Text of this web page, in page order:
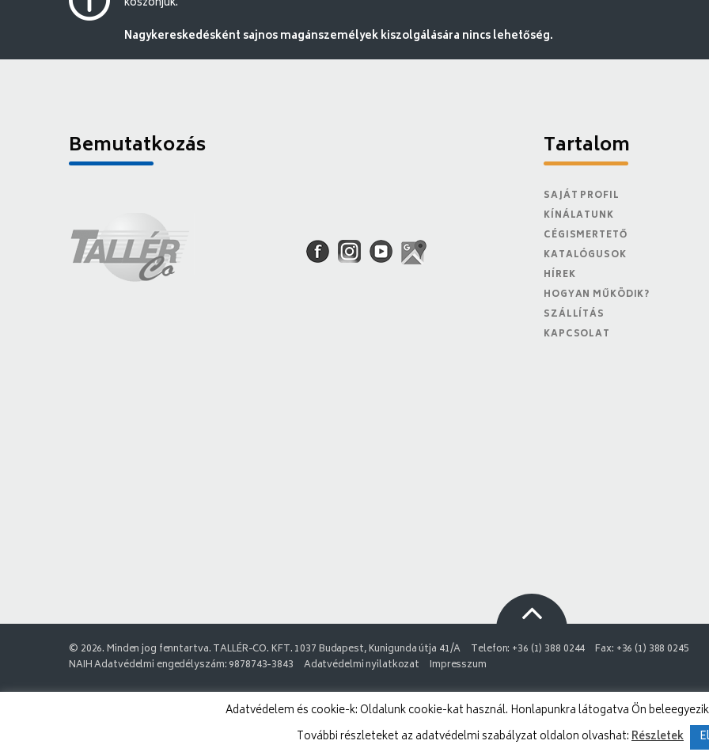
Nagykereskedésként sajnos magánszemélyek kiszolgálására nincs lehetőség.
Bemutatkozás Tartalom
SAJÁT PROFIL
KÍNÁLATUNK
CÉGISMERTETŐ
KATALÓGUSOK
HÍREK
HOGYAN MŰKÖDIK?
SZÁLLÍTÁS
KAPCSOLAT
© 2026. Minden jog fenntartva. TALLÉR-CO. KFT. 1037 Budapest, Kunigunda útja 41/A Telefon: +36 (1) 388 0244
Fax: +36 (1) 388 0245
NAIH Adatvédelmi engedélyszám: 9878743-3843
Adatvédelmi nyilatkozat Impresszum
Adatvédelem és cookie-k: Oldalunk cookie-kat használ. Honlapunkra látogatva Ön
További részleteket az adatvédelmi szabályzat oldalon olvashat:Részletek